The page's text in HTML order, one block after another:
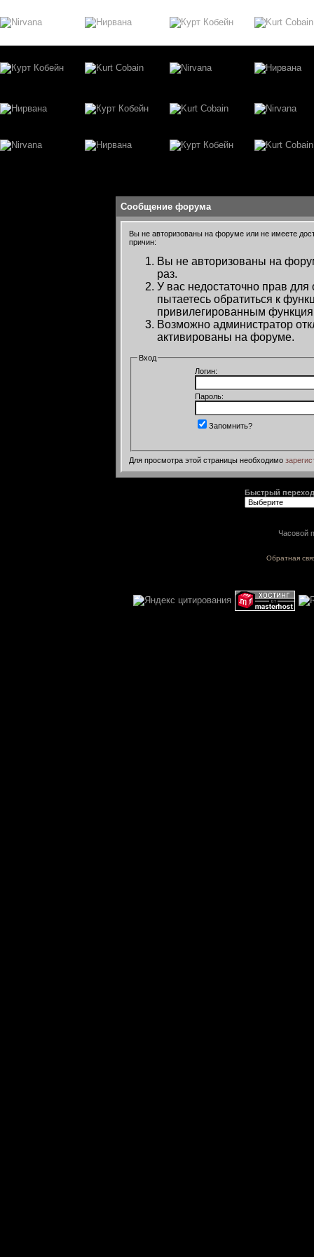
Сообщение форума
Вы не авторизованы на форуме или не имеете
причин:
Вы не авторизованы на
раз.
У вас недостаточно прав
пытаетесь обратиться к
привилегированным
Возможно администратор
активированы на форуме.
Вход
Логин:
Пароль:
Запомнить?
Для просмотра этой страницы необходимо
Быстрый переход
Часовой
Обратная